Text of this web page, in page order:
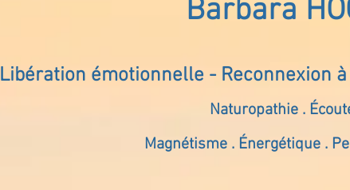
Barbara
Libération émotionnelle - Reconnexion
Naturopathie .
Magnétisme . Énergétique .